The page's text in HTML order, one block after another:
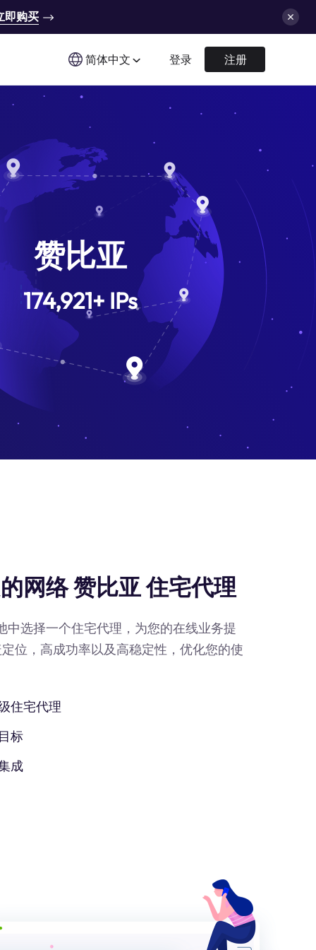
即购买
简体中文 登录 注册
赞比亚
174,921+IPs
网络 赞比亚 住宅代理
选择一个住宅代理，为您的在线业务提
位，高成功率以及高稳定性，优化您的使
住宅代理
标
成